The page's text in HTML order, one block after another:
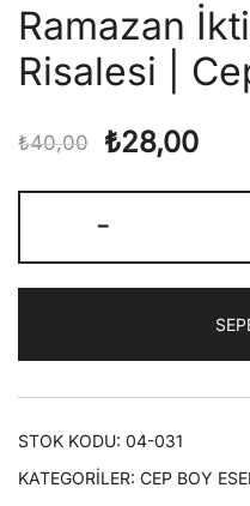
Ramazan
Risalesi |
₺40,00
Orijinal
fiyat:
₺40,00.
₺28,00Şu
-
STOK KODU: 04-031
KATEGORILER: CEP BOY